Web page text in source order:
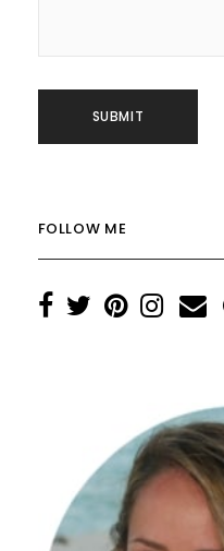
FOLLOW ME